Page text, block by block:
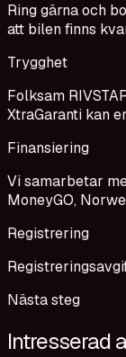
Ring gärna och
att bilen finns
Trygghet
Folksam
XtraGaranti kan
Finansiering
Vi samarbetar
MoneyGO,
Registrering
Nästa steg
Intresserad